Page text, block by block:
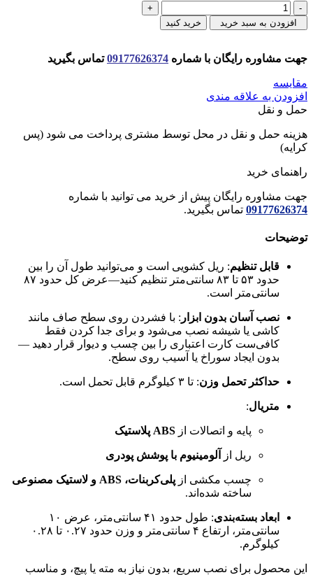
جا
حوله
اي
TISKEN
عدد
افزودن به سبد خرید خرید کنید
جهت مشاوره رایگان با شماره 09177626374تماس بگیرید
مقایسه
افزودن به علاقه مندی
حمل و نقل
هزینه حمل و نقل در محل توسط مشتری پرداخت می شود (پس
کرایه)
راهنمای خرید
جهت مشاوره رایگان پیش از خرید می توانید با شماره
09177626374 تماس بگیرید.
توضیحات
قابل تنظیم: ریل کشویی است و می‌توانید طول آن را بین
حدود ۵۳ تا ۸۳ سانتی‌متر تنظیم کنید—عرض کل حدود ۸۷
سانتی‌متر است.
نصب آسان بدون ابزار : با فشردن روی سطح صاف مانند
کاشی یا شیشه نصب می‌شود و برای جدا کردن فقط
کافی‌ست کارت اعتباری را بین چسب و دیوار قرار دهید —
بدون ایجاد سوراخ یا آسیب روی سطح.
حداکثر تحمل وزن: تا ۳ کیلوگرم قابل تحمل است.
متریال:
پایه و اتصالات از ABS پلاستیک
ریل از آلومینیوم با پوشش پودری
چسب مکشی از پلی‌کربنات، ABS و لاستیک مصنوعی
ساخته شده‌اند.
ابعاد بسته‌بندی
: طول حدود ۴۱ سانتی‌متر، عرض ۱۰
سانتی‌متر، ارتفاع ۴ سانتی‌متر و وزن حدود ۰.۲۷ تا ۰.۲۸
کیلوگرم.
این محصول برای نصب سریع، بدون نیاز به مته یا پیچ، و مناسب